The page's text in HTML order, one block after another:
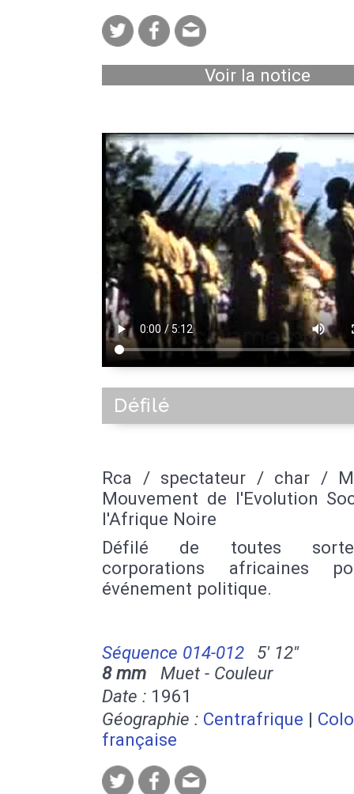
Voir la notice
Défilé
Rca / spectateur / char /
Mouvement de l'Evolution
l'Afrique Noire
Défilé de toutes
corporations africaines
événement politique.
Séquence 014-012
5' 12''
8 mm Muet - Couleur
Date : 1961
Géographie : Centrafrique |
française